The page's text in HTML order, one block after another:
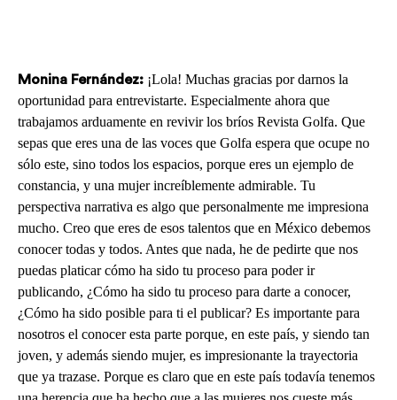
Monina Fernández: ¡Lola! Muchas gracias por darnos la
oportunidad para entrevistarte. Especialmente ahora que
trabajamos arduamente en revivir los bríos Revista Golfa. Que
sepas que eres una de las voces que Golfa espera que ocupe no
sólo este, sino todos los espacios, porque eres un ejemplo de
constancia, y una mujer increíblemente admirable. Tu
perspectiva narrativa es algo que personalmente me impresiona
mucho. Creo que eres de esos talentos que en México debemos
conocer todas y todos. Antes que nada, he de pedirte que nos
puedas platicar cómo ha sido tu proceso para poder ir
publicando, ­¿Cómo ha sido tu proceso para darte a conocer,
¿Cómo ha sido posible para ti el publicar? Es importante para
nosotros el conocer esta parte porque, en este país, y siendo tan
joven, y además siendo mujer, es impresionante la trayectoria
que ya trazase. Porque es claro que en este país todavía tenemos